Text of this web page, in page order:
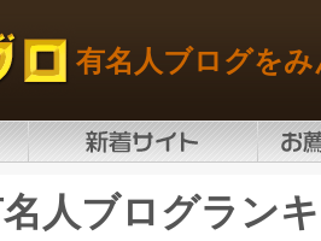
有名人ブログを
人ブログラン